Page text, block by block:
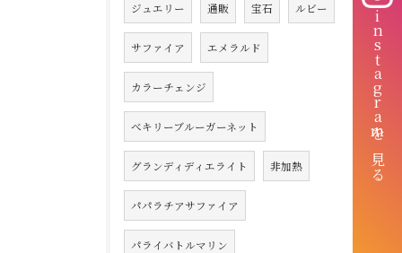
ジュエリー 通販 宝石 ルビー
サファイア エメラルド
カラーチェンジ
べキリーブルーガーネット
グランディディエライト 非加熱
パパラチアサファイア
パライバトルマリン
instagramを見る